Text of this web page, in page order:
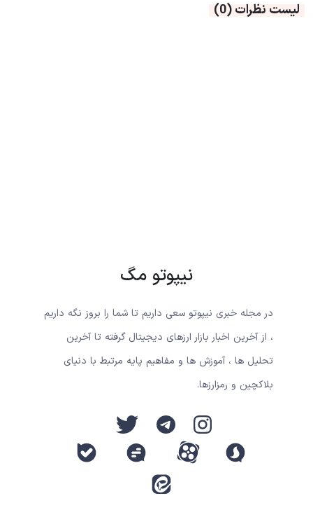
لیست نظرات(0)
نیپوتو مگ
در مجله خبری نیپوتو سعی داریم تا شما را بروز نگه داریم
، از آخرین اخبار بازار ارزهای دیجیتال گرفته تا آخرین
تحلیل ها ، آموزش ها و مفاهیم پایه مرتبط با دنیای
بلاکچین و رمزارزها.